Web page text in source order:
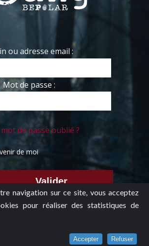
navigation sur ce site, vous acceptez
pour réaliser des statistiques de
Accepter Refuser
ou adresse email :
Mot de passe :
mot de passe oublié ?
de moi